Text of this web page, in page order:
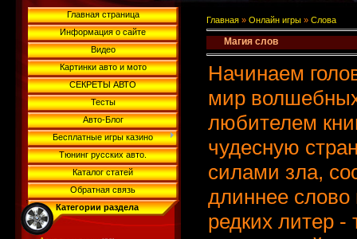
Главная страница
Информация о сайте
Видео
Картинки авто и мото
СЕКРЕТЫ АВТО
Тесты
Авто-Блог
Бесплатные игры казино
Тюнинг русских авто.
Каталог статей
Обратная связь
Категории раздела
Главная » Онлайн игры » Слова
Магия слов
Начинаем
мир
любителем
чудесную
силами зла,
длиннее
редких литер -